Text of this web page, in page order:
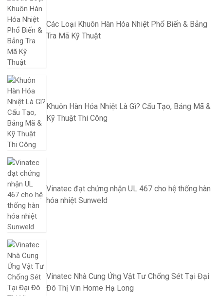
Các Loại Khuôn Hàn Hóa Nhiệt Phổ Biến & Bảng
Tra Mã Kỹ Thuật
Khuôn Hàn Hóa Nhiệt Là Gì? Cấu Tạo, Bảng Mã &
Kỹ Thuật Thi Công
Vinatec đạt chứng nhận UL 467 cho hệ thống hàn
hóa nhiệt Sunweld
Vinatec Nhà Cung Ứng Vật Tư Chống Sét Tại Đại
Đô Thị Vin Home Hạ Long